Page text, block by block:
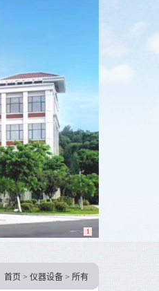
1
首页 > 仪器设备 > 所有